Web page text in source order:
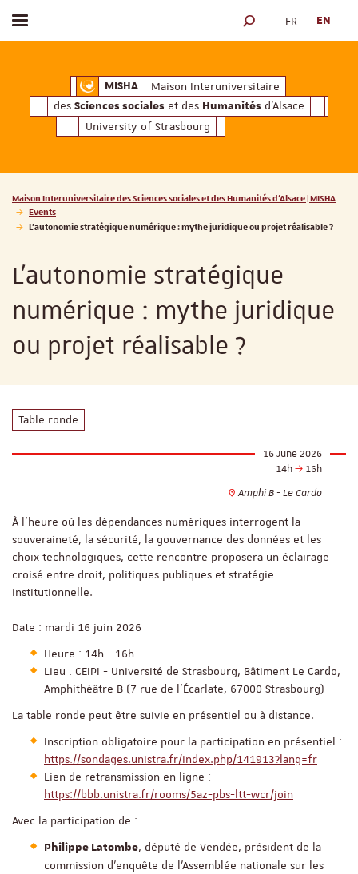
MISHAMaison Interuniversitaire des
Maison Interuniversitaire
des Sciences sociales et des Humanités d'Alsace
University of Strasbourg
Toggle menu SEARCH ENGINE
FR EN
Vous êtes ici :
Maison Interuniversitaire des Sciences sociales et des Humanités d'Alsace | MISHA
Events
L’autonomie stratégique numérique : mythe juridique ou projet réalisable ?
L’autonomie stratégique
numérique : mythe juridique
ou projet réalisable ?
Table ronde
16 June 2026
14h
16h
Amphi B - Le Cardo
À l’heure où les dépendances numériques interrogent la
souveraineté, la sécurité, la gouvernance des données et les
choix technologiques, cette rencontre proposera un éclairage
croisé entre droit, politiques publiques et stratégie
institutionnelle.
Date : mardi 16 juin 2026
Heure : 14h - 16h
Lieu : CEIPI - Université de Strasbourg, Bâtiment Le Cardo,
Amphithéâtre B (7 rue de l’Écarlate, 67000 Strasbourg)
La table ronde peut être suivie en présentiel ou à distance.
Inscription obligatoire pour la participation en présentiel :
https://sondages.unistra.fr/index.php/141913?lang=fr
Lien de retransmission en ligne :
https://bbb.unistra.fr/rooms/5az-pbs-ltt-wcr/join
Avec la participation de :
Philippe Latombe, député de Vendée, président de la
commission d’enquête de l’Assemblée nationale sur les